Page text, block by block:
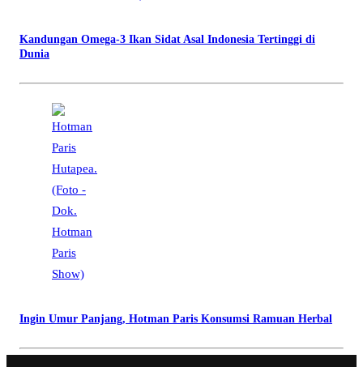
Kandungan Omega-3 Ikan Sidat Asal Indonesia Tertinggi di
Dunia
Ingin Umur Panjang, Hotman Paris Konsumsi Ramuan Herbal